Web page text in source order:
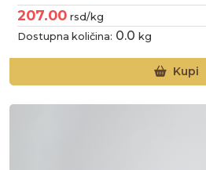
207.00 rsd/kg
Dostupna količina: 0.0 kg
Kupi